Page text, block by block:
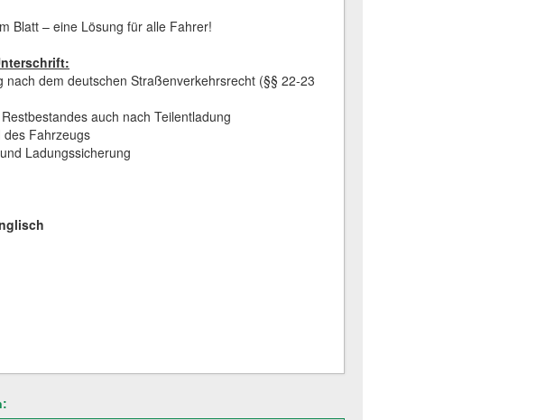
Blatt – eine Lösung für alle Fahrer!
dem deutschen Straßenverkehrsrecht (§§ 22-23
auch nach Teilentladung
Fahrzeugs
Ladungssicherung